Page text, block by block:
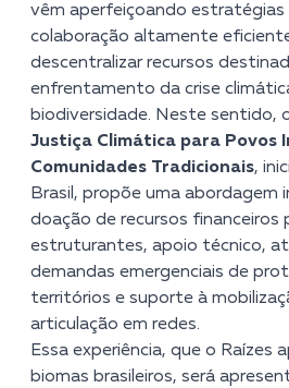
vêm aperfeiçoando estratégias
colaboração altamente
descentralizar recursos
enfrentamento da crise
biodiversidade. Neste sentido,
Justiça Climática para Povos
Comunidades Tradicionais,
Brasil, propõe uma abordagem
doação de recursos financeiros
estruturantes, apoio técnico,
demandas emergenciais de
territórios e suporte à
articulação em redes.
Essa experiência, que o Raízes
biomas brasileiros, será